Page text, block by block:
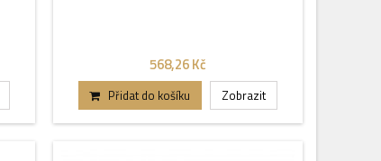
568,26 Kč
Přidat do košíku Zobrazit